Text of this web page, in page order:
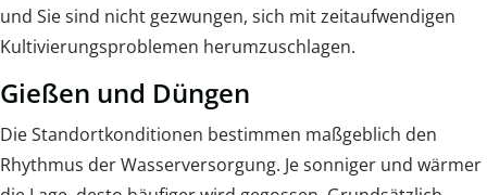
und Sie sind nicht gezwungen, sich mit zeitaufwendigen
Kultivierungsproblemen herumzuschlagen.
Gießen und Düngen
Die Standortkonditionen bestimmen maßgeblich den
Rhythmus der Wasserversorgung. Je sonniger und wärmer